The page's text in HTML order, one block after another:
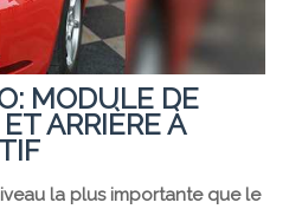
MODULE DE
ARRIÈRE À
la plus importante que le